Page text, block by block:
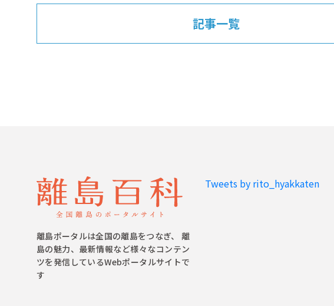
記事一覧
離島ポータルは全国の離島をつなぎ、 離
島の魅力、最新情報など様々なコンテン
ツを発信しているWebポータルサイトで
す
Tweets by rito_hyakkaten